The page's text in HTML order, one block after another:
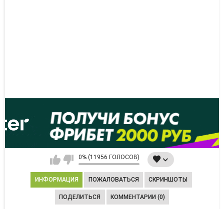
0% (11956 ГОЛОСОВ)
ИНФОРМАЦИЯ ПОЖАЛОВАТЬСЯ СКРИНШОТЫ
ПОДЕЛИТЬСЯ КОММЕНТАРИИ (0)